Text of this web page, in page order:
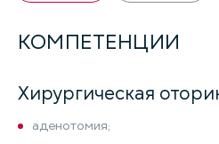
КОМПЕТЕНЦИИ
Хирургическая
аденотомия;